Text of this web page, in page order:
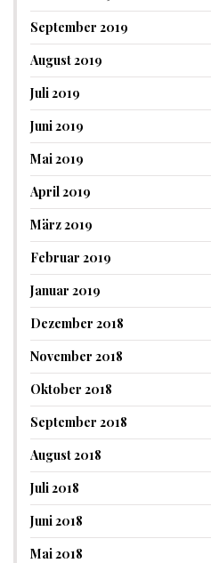
September 2019
August 2019
Juli 2019
Juni 2019
Mai 2019
April 2019
März 2019
Februar 2019
Januar 2019
Dezember 2018
November 2018
Oktober 2018
September 2018
August 2018
Juli 2018
Juni 2018
Mai 2018